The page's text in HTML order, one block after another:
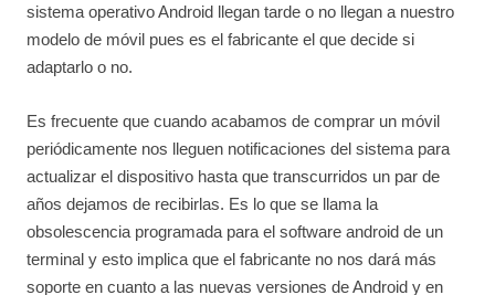
sistema operativo Android llegan tarde o no llegan a nuestro
modelo de móvil pues es el fabricante el que decide si
adaptarlo o no.
Es frecuente que cuando acabamos de comprar un móvil
periódicamente nos lleguen notificaciones del sistema para
actualizar el dispositivo hasta que transcurridos un par de
años dejamos de recibirlas. Es lo que se llama la
obsolescencia programada para el software android de un
terminal y esto implica que el fabricante no nos dará más
soporte en cuanto a las nuevas versiones de Android y en